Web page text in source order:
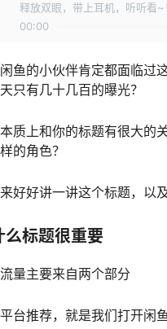
释放双眼，带上耳机，听听看~
00:00
鱼的小伙伴肯定都面临过
只有几十几百的曝光？
质上和你的标题有很大的
的角色？
好好讲一讲这个标题，以
么标题很重要
量主要来自两个部分
台推荐，就是我们打开闲